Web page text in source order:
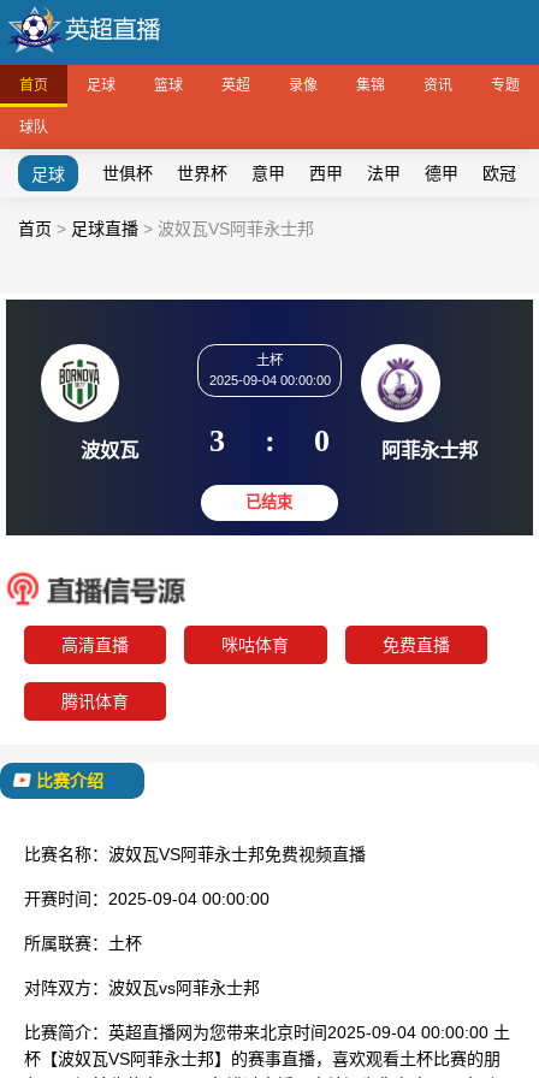
首页 足球 篮球 英超 录像 集锦 资讯 专题
球队
足球 世俱杯 世界杯 意甲 西甲 法甲 德甲 欧冠
首页 > 足球直播 > 波奴瓦VS阿菲永士邦
土杯
2025-09-04 00:00:00
3 : 0
高清直播 咪咕体育 免费直播
腾讯体育
比赛介绍
比赛名称： 波奴瓦VS阿菲永士邦免费视频直播
开赛时间： 2025-09-04 00:00:00
所属联赛： 土杯
对阵双方： 波奴瓦vs阿菲永士邦
比赛简介： 英超直播网为您带来北京时间2025-09-04 00:00:00 土
杯【波奴瓦VS阿菲永士邦】的赛事直播，喜欢观看土杯比赛的朋